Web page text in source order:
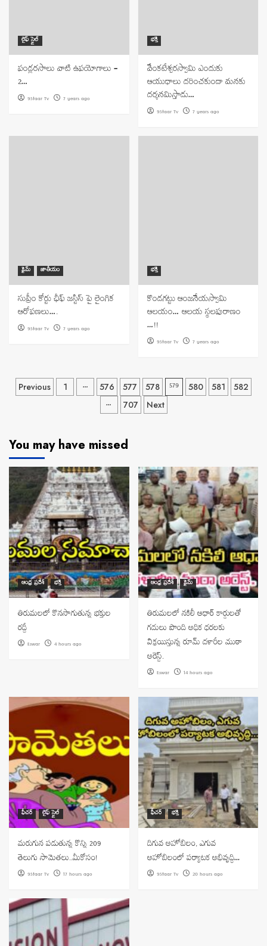
లైఫ్ స్టైల్
పండ్లరసాలు వాటి ఉపయోగాలు –
2…
9Staar Tv 7 years ago
భక్తి
వేంకటేశ్వరస్వామి ఎందుకు
ఆయుధాలు దరించకుండా మనకు
దర్శనమిస్తాడు…
9Staar Tv 7 years ago
క్రైమ్ జాతీయం
సుప్రీం కోర్టు ఛీఫ్ జస్టిస్ పై లైంగిక
ఆరోపణలు….
9Staar Tv 7 years ago
భక్తి
కొండగట్టు ఆంజనేయస్వామి
ఆలయం… ఆలయ స్థలపురాణం
…!!
9Staar Tv 7 years ago
Posts
Previous 1 … 576 577 578 579 580 581 582
… 707 Next
You may have missed
ఆంధ్ర ప్రదేశ్ భక్తి
తిరుమలలో కొనసాగుతున్న భక్తుల
రద్దీ
Eswar 4 hours ago
ఆంధ్ర ప్రదేశ్ క్రైమ్
తిరుమలలో నకిలీ ఆధార్ కార్డులతో
గదులు పొంది అధిక ధరలకు
విక్రయిస్తున్న రూమ్ దళారీల ముఠా
అరెస్ట్.
Eswar 14 hours ago
ఫీచర్ లైఫ్ స్టైల్
మరుగున పడుతున్న కొన్ని 209
తెలుగు సామెతలు..మీకోసం!
9Staar Tv 17 hours ago
ఫీచర్ భక్తి
దిగువ అహోబిలం, ఎగువ
అహోబిలంలో పర్యాటక అభివృద్ధి…
9Staar Tv 20 hours ago